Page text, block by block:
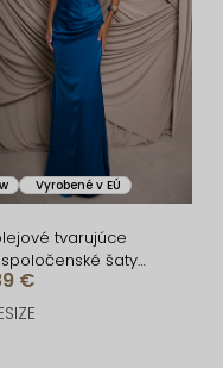
Vyrobené v EÚ
tvarujúce
šaty
na jedno
€